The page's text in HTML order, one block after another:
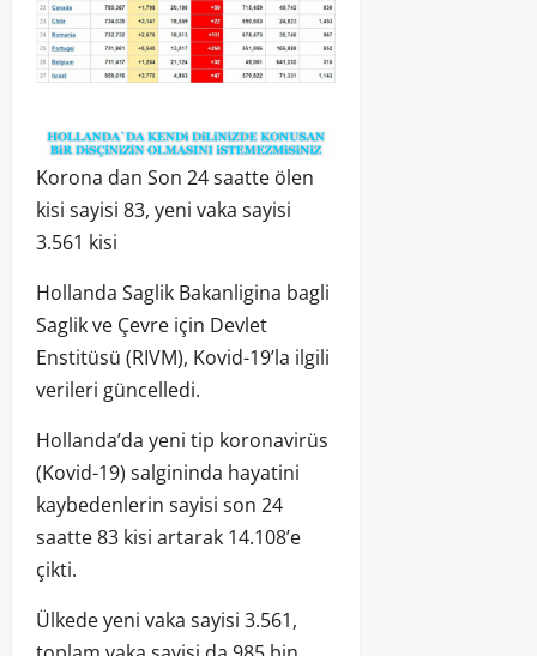
Korona dan Son 24 saatte ölen
kisi sayisi 83, yeni vaka sayisi
3.561 kisi
Hollanda Saglik Bakanligina bagli
Saglik ve Çevre için Devlet
Enstitüsü (RIVM), Kovid-19’la ilgili
verileri güncelledi.
Hollanda’da yeni tip koronavirüs
(Kovid-19) salgininda hayatini
kaybedenlerin sayisi son 24
saatte 83 kisi artarak 14.108’e
çikti.
Ülkede yeni vaka sayisi 3.561,